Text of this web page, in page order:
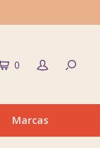
0
Marcas